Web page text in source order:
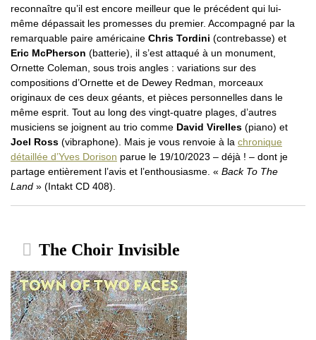
reconnaître qu’il est encore meilleur que le précédent qui lui-
même dépassait les promesses du premier. Accompagné par la
remarquable paire américaine Chris Tordini (contrebasse) et
Eric McPherson (batterie), il s’est attaqué à un monument,
Ornette Coleman, sous trois angles : variations sur des
compositions d’Ornette et de Dewey Redman, morceaux
originaux de ces deux géants, et pièces personnelles dans le
même esprit. Tout au long des vingt-quatre plages, d’autres
musiciens se joignent au trio comme David Virelles (piano) et
Joel Ross (vibraphone). Mais je vous renvoie à la chronique
détaillée d’Yves Dorison parue le 19/10/2023 – déjà ! – dont je
partage entièrement l’avis et l’enthousiasme. « Back To The
Land » (Intakt CD 408).
The Choir Invisible